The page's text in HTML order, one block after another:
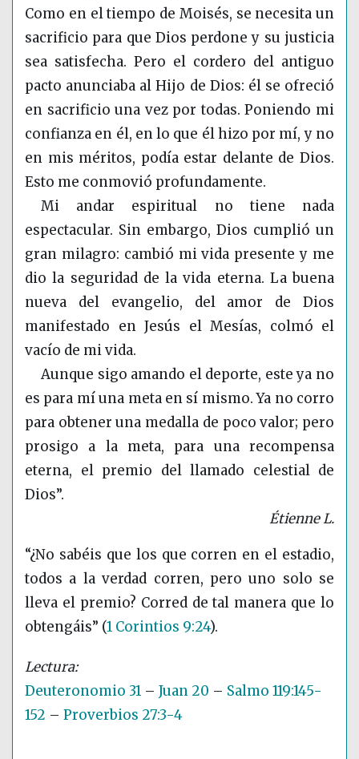
Como en el tiempo de Moisés, se necesita un
sacrificio para que Dios perdone y su justicia
sea satisfecha. Pero el cordero del antiguo
pacto anunciaba al Hijo de Dios: él se ofreció
en sacrificio una vez por todas. Poniendo mi
confianza en él, en lo que él hizo por mí, y no
en mis méritos, podía estar delante de Dios.
Esto me conmovió profundamente.
Mi andar espiritual no tiene nada
espectacular. Sin embargo, Dios cumplió un
gran milagro: cambió mi vida presente y me
dio la seguridad de la vida eterna. La buena
nueva del evangelio, del amor de Dios
manifestado en Jesús el Mesías, colmó el
vacío de mi vida.
Aunque sigo amando el deporte, este ya no
es para mí una meta en sí mismo. Ya no corro
para obtener una medalla de poco valor; pero
prosigo a la meta, para una recompensa
eterna, el premio del llamado celestial de
Dios”.
Étienne L.
“¿No sabéis que los que corren en el estadio,
todos a la verdad corren, pero uno solo se
lleva el premio? Corred de tal manera que lo
obtengáis” (1 Corintios 9:24).
Deuteronomio 31 – Juan 20 – Salmo 119:145-
152 – Proverbios 27:3-4